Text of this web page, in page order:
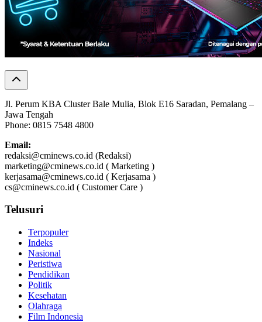
Jl. Perum KBA Cluster Bale Mulia, Blok E16 Saradan, Pemalang –
Jawa Tengah
Phone: 0815 7548 4800
Email:
redaksi@cminews.co.id (Redaksi)
marketing@cminews.co.id ( Marketing )
kerjasama@cminews.co.id ( Kerjasama )
cs@cminews.co.id ( Customer Care )
Telusuri
Terpopuler
Indeks
Nasional
Peristiwa
Pendidikan
Politik
Kesehatan
Olahraga
Film Indonesia